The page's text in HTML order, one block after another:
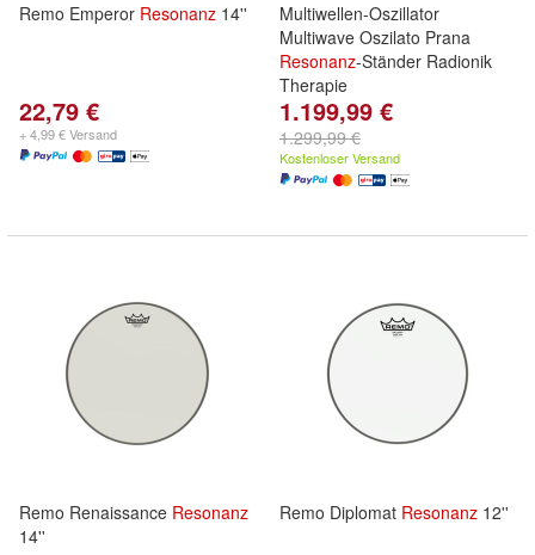
Remo Emperor Resonanz 14''
22,79 €
+ 4,99 € Versand
Multiwellen-Oszillator
Multiwave Oszilato Prana
Resonanz-Ständer Radionik
Therapie
1.199,99 €
1.299,99 €
Kostenloser Versand
Remo Renaissance Resonanz
14''
Remo Diplomat Resonanz 12''